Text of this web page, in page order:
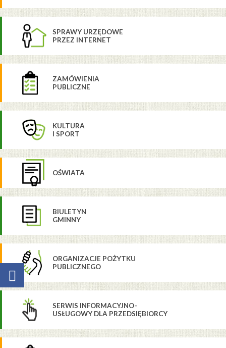
SPRAWY URZĘDOWE
PRZEZ INTERNET
ZAMÓWIENIA
PUBLICZNE
KULTURA
I SPORT
OŚWIATA
BIULETYN
GMINNY
ORGANIZACJE POŻYTKU
PUBLICZNEGO
SERWIS INFORMACYJNO-
USŁUGOWY DLA PRZEDSIĘBIORCY